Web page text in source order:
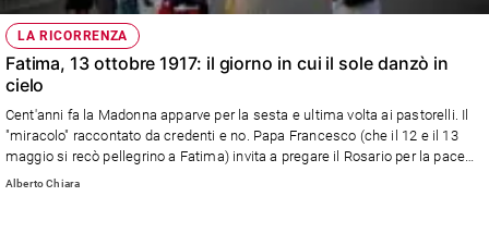
LA RICORRENZA
Fatima, 13 ottobre 1917: il giorno in cui il sole danzò in
cielo
Cent'anni fa la Madonna apparve per la sesta e ultima volta ai pastorelli. Il
"miracolo" raccontato da credenti e no. Papa Francesco (che il 12 e il 13
maggio si recò pellegrino a Fatima) invita a pregare il Rosario per la pace
nel mondo.
Alberto Chiara